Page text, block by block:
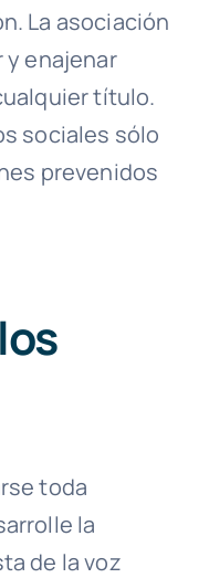
. La asociación
yenajenar
título.
sociales sólo
prevenidos
toda
la
de la voz